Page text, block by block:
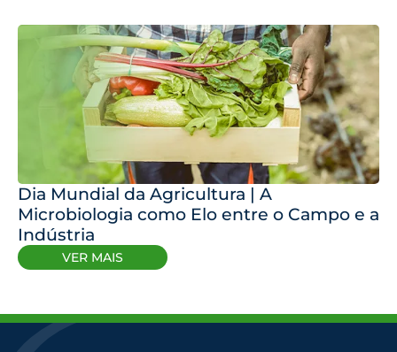
Dia Mundial da Agricultura | A
Microbiologia como Elo entre o Campo e a
Indústria
VER MAIS